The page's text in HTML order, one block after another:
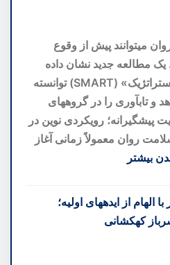
میتوانند پیش از وقوع
یک مطالعه جدید نشان داده
است که آموزش «تفکر استراتژیک» (SMART) توانسته
تابآوری را در گروههای
پیشگیرانه؛ رویکردی نوین در
روان معمولاً زمانی آغاز
بیشتر
الهام از ایدههای اولیه؛
کهکشانی